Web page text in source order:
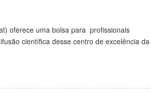
oferece uma bolsa para profissionais
científica desse centro de excelência da